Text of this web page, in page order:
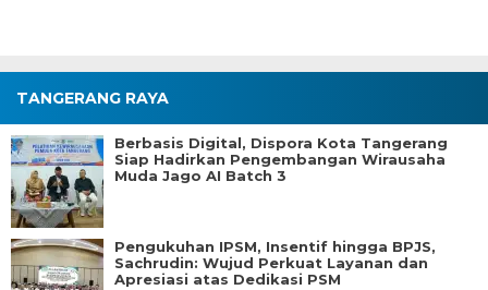
TANGERANG RAYA
Berbasis Digital, Dispora Kota Tangerang
Siap Hadirkan Pengembangan Wirausaha
Muda Jago AI Batch 3
Pengukuhan IPSM, Insentif hingga BPJS,
Sachrudin: Wujud Perkuat Layanan dan
Apresiasi atas Dedikasi PSM